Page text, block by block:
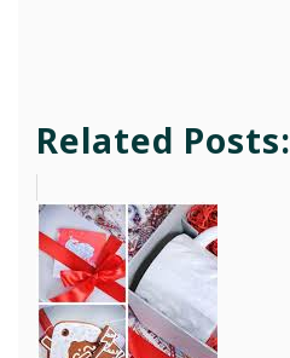
Related Posts: